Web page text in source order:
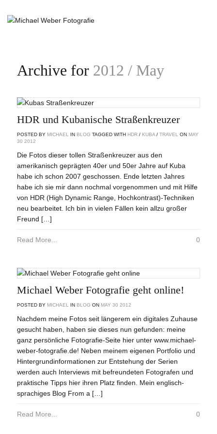
Archive for 2012 / May
HDR und Kubanische Straßenkreuzer
POSTED BY MICHAEL IN BLOG TAGGED WITH HDR / KUBA / TRAVEL ON MAY
30 2012
Die Fotos dieser tollen Straßenkreuzer aus den
amerikanisch geprägten 40er und 50er Jahre auf Kuba
habe ich schon 2007 geschossen. Ende letzten Jahres
habe ich sie mir dann nochmal vorgenommen und mit Hilfe
von HDR (High Dynamic Range, Hochkontrast)-Techniken
neu bearbeitet. Ich bin in vielen Fällen kein allzu großer
Freund […]
Read More... 0
Michael Weber Fotografie geht online!
POSTED BY MICHAEL IN BLOG ON MAY 30 2012
Nachdem meine Fotos seit längerem ein digitales Zuhause
gesucht haben, haben sie dieses nun gefunden: meine
ganz persönliche Fotografie-Seite hier unter www.michael-
weber-fotografie.de! Neben meinem eigenen Portfolio und
Hintergrundinformationen zur Entstehung der Serien
werden auch Interviews mit befreundeten Fotografen und
praktische Tipps hier ihren Platz finden. Mein englisch-
sprachiges Blog From a […]
Read More... 0